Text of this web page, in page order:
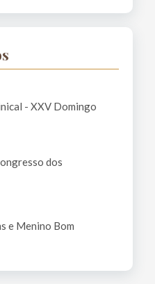
- XXV Domingo
dos
e Menino Bom